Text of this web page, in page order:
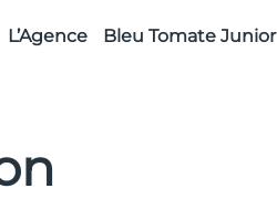
L’Agence Bleu Tomate Junior